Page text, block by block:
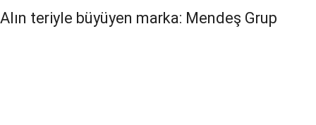
Alın teriyle büyüyen marka: Mendeş Grup